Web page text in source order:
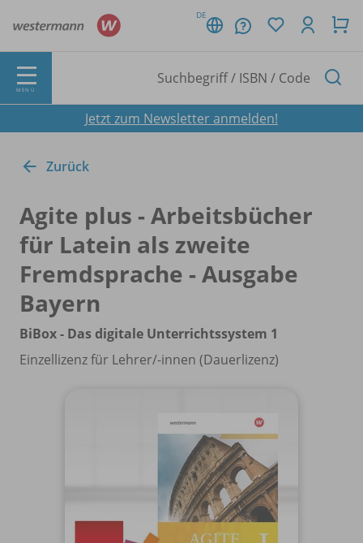
DE
MENÜ
Jetzt zum Newsletter anmelden!
Zurück
Agite plus - Arbeitsbücher
für Latein als zweite
Fremdsprache - Ausgabe
Bayern
BiBox - Das digitale Unterrichtssystem 1
Einzellizenz für Lehrer/-innen (Dauerlizenz)